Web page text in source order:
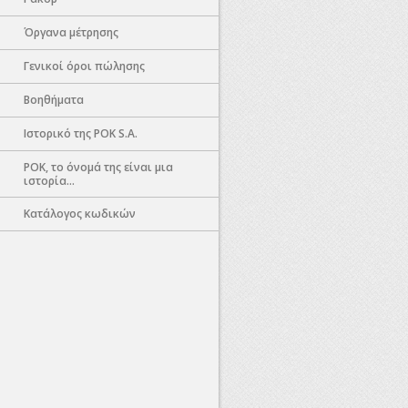
Όργανα μέτρησης
Γενικοί όροι πώλησης
Βοηθήματα
Ιστορικό της POK S.A.
POK, το όνομά της είναι μια
ιστορία...
Κατάλογος κωδικών